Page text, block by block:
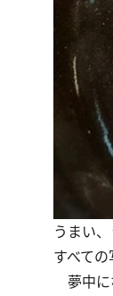
うまい
すべて
夢中に